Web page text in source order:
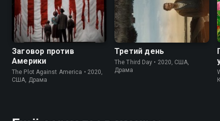
6.7 7.3
Заговор против
Америки
The Plot Against America • 2020,
США, Драма
6.2
Третий день
The Third Day • 2020, США,
Драма